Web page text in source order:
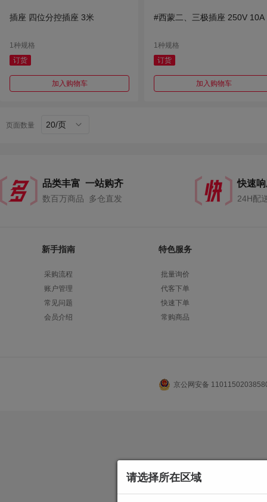
插座 四位分控插座 3米
1种规格
订货
加入购物车
#西蒙二、三极插座 250V 10A
1种规格
订货
加入购物车
页面数量 20/页
品类丰富 一站购齐
数百万商品 多仓直发
快速
24H配
新手指南
采购流程
账户管理
常见问题
会员介绍
特色服务
批量询价
代客下单
快速下单
常购商品
京公网安备
请选择所在区域